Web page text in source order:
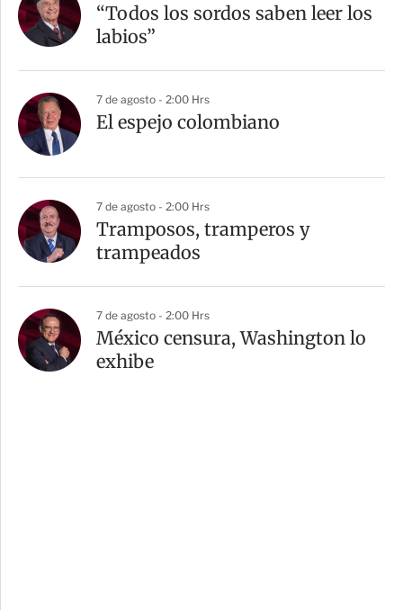
“Todos los sordos saben leer los
labios”
7 de agosto - 2:00 Hrs
El espejo colombiano
7 de agosto - 2:00 Hrs
Tramposos, tramperos y
trampeados
7 de agosto - 2:00 Hrs
México censura, Washington lo
exhibe